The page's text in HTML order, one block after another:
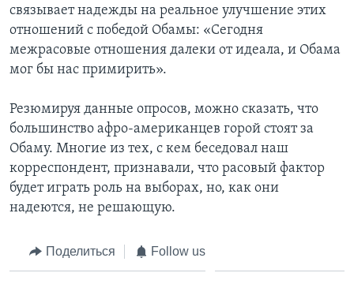
связывает надежды на реальное улучшение этих
отношений с победой Обамы: «Сегодня
межрасовые отношения далеки от идеала, и Обама
мог бы нас примирить».
Резюмируя данные опросов, можно сказать, что
большинство афро-американцев горой стоят за
Обаму. Многие из тех, с кем беседовал наш
корреспондент, признавали, что расовый фактор
будет играть роль на выборах, но, как они
надеются, не решающую.
Поделиться Follow us